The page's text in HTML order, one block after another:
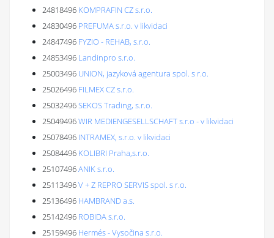
24818496 KOMPRAFIN CZ s.r.o.
24830496 PREFUMA s.r.o. v likvidaci
24847496 FYZIO - REHAB, s.r.o.
24853496 Landinpro s.r.o.
25003496 UNION, jazyková agentura spol. s r.o.
25026496 FILMEX CZ s.r.o.
25032496SEKOS Trading, s.r.o.
25049496WIR MEDIENGESELLSCHAFT s.r.o - v likvidaci
25078496 INTRAMEX, s.r.o. v likvidaci
25084496 KOLIBRI Praha,s.r.o.
25107496ANIK s.r.o.
25113496V + Z REPRO SERVIS spol. s r.o.
25136496 HAMBRAND a.s.
25142496 ROBIDA s.r.o.
25159496 Hermés - Vysočina s.r.o.